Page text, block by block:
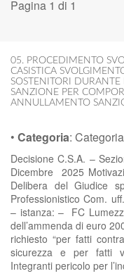
Pagina 1 di 1
05. PROCEDIMENTO
CASISTICA
SOSTENITORI DURANTE
SANZIONE PER
ANNULLAMENTO
• Categoria: Categoria
Decisione C.S.A. –
Dicembre 2025
Delibera del Giudice
Professionistico Com.
– istanza: – FC
dell’ammenda di euro
richiesto “per fatti
sicurezza e per fatti
Integranti pericolo per